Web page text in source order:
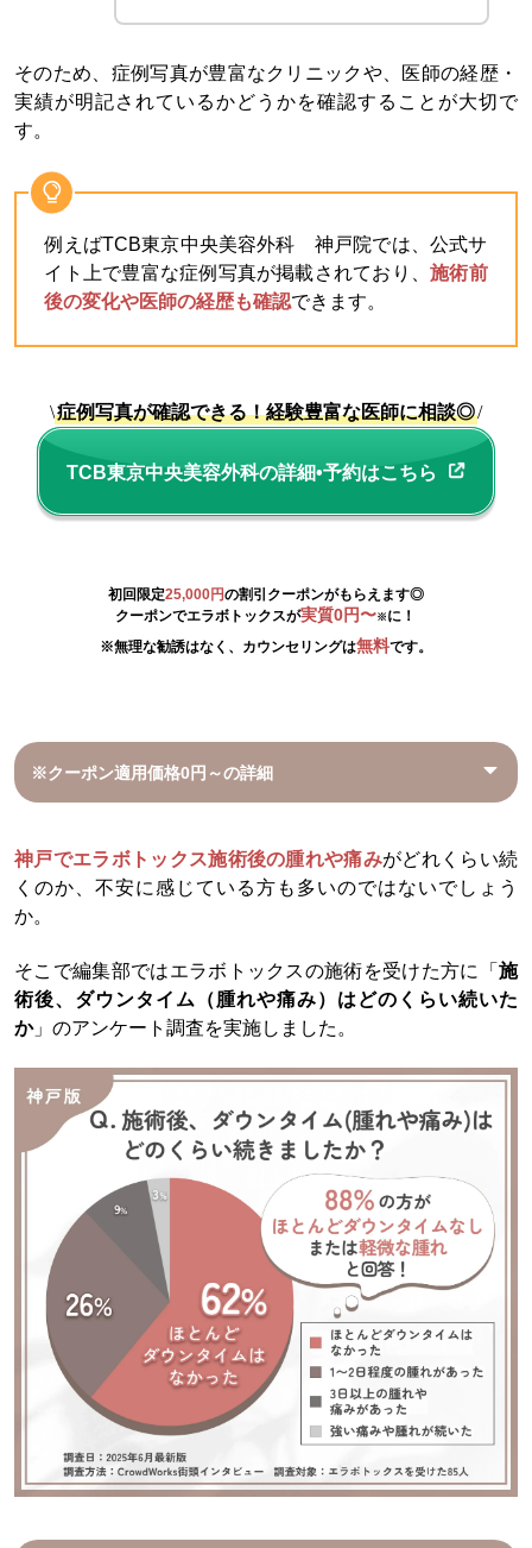
そのため、症例写真が豊富なクリニックや、医師の経歴・
実績が明記されているかどうかを確認することが大切で
す。
例えばTCB東京中央美容外科 神戸院では、公式サ
イト上で豊富な症例写真が掲載されており、施術前
後の変化や医師の経歴も確認できます。
\症例写真が確認できる！経験豊富な医師に相談◎/
TCB東京中央美容外科の詳細•予約はこちら
初回限定25,000円の割引クーポンがもらえます◎
クーポンでエラボトックスが実質0円〜※ に！
※無理な勧誘はなく、カウンセリングは無料です。
※クーポン適用価格0円～の詳細
神戸でエラボトックス施術後の腫れや痛みがどれくらい続
くのか、不安に感じている方も多いのではないでしょう
か。
そこで編集部ではエラボトックスの施術を受けた方に「 施
術後、ダウンタイム（腫れや痛み）はどのくらい続いた
か」のアンケート調査を実施しました。